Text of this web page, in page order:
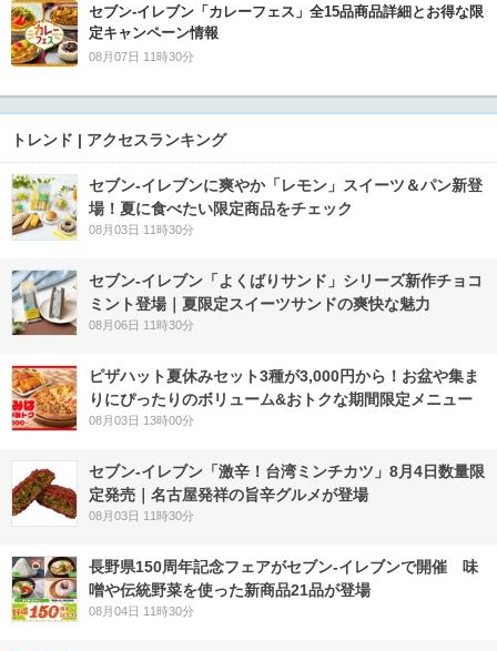
セブン‐イレブン「カレーフェス」全15品商品詳細とお得な限
定キャンペーン情報
08月07日 11時30分
トレンド | アクセスランキング
セブン‐イレブンに爽やか「レモン」スイーツ＆パン新登
場！夏に食べたい限定商品をチェック
08月03日 11時30分
セブン‐イレブン「よくばりサンド」シリーズ新作チョコ
ミント登場｜夏限定スイーツサンドの爽快な魅力
08月06日 11時30分
ピザハット夏休みセット3種が3,000円から！お盆や集ま
りにぴったりのボリューム&おトクな期間限定メニュー
08月03日 13時00分
セブン-イレブン「激辛！台湾ミンチカツ」8月4日数量限
定発売｜名古屋発祥の旨辛グルメが登場
08月03日 11時30分
長野県150周年記念フェアがセブン-イレブンで開催 味
噌や伝統野菜を使った新商品21品が登場
08月04日 11時30分